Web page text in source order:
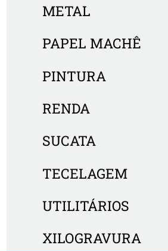
METAL
PAPEL MACHÊ
PINTURA
RENDA
SUCATA
TECELAGEM
UTILITÁRIOS
XILOGRAVURA